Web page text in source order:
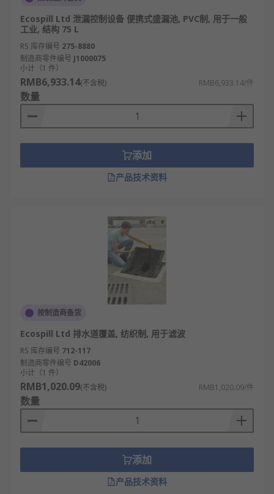
Ecospill Ltd 泄漏控制设备 便携式盛漏池, PVC制, 用于一般
工业, 结构 75 L
RS 库存编号 275-8880
制造商零件编号 J1000075
小计（1 件）
RMB6,933.14(不含税) RMB6,933.14/件
数量
添加
产品技术资料
按制造商备货
Ecospill Ltd 排水道覆盖, 纺织制, 用于滤波
RS 库存编号 712-117
制造商零件编号 D42006
小计（1 件）
RMB1,020.09(不含税) RMB1,020.09/件
数量
添加
产品技术资料